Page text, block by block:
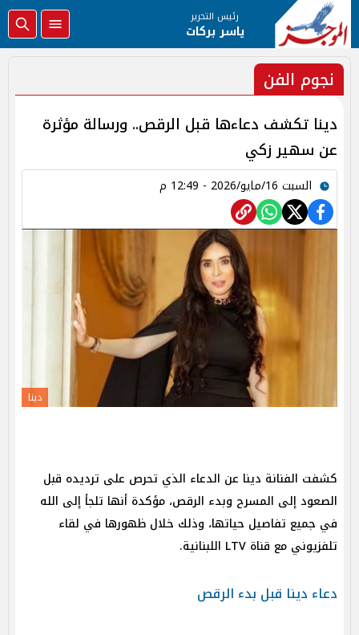
رئيس التحرير
ياسر بركات
نجوم الفن
دينا تكشف دعاءها قبل الرقص.. ورسالة مؤثرة
عن سهير زكي
السبت 16/مايو/2026 - 12:49 م
دينا
كشفت الفنانة دينا عن الدعاء الذي تحرص على ترديده قبل
الصعود إلى المسرح وبدء الرقص، مؤكدة أنها تلجأ إلى الله
في جميع تفاصيل حياتها، وذلك خلال ظهورها في لقاء
تلفزيوني مع قناة LTV اللبنانية.
دعاء دينا قبل بدء الرقص